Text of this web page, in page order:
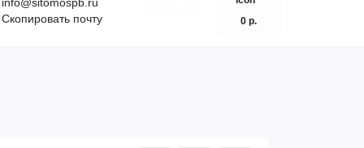
Скопировать почту
0 р.